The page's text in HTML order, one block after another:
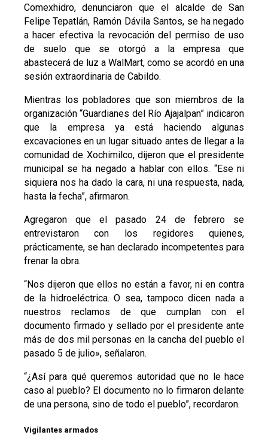
Comexhidro, denunciaron que el alcalde de San
Felipe Tepatlán, Ramón Dávila Santos, se ha negado
a hacer efectiva la revocación del permiso de uso
de suelo que se otorgó a la empresa que
abastecerá de luz a WalMart, como se acordó en una
sesión extraordinaria de Cabildo.
Mientras los pobladores que son miembros de la
organización “Guardianes del Río Ajajalpan” indicaron
que la empresa ya está haciendo algunas
excavaciones en un lugar situado antes de llegar a la
comunidad de Xochimilco, dijeron que el presidente
municipal se ha negado a hablar con ellos. “Ese ni
siquiera nos ha dado la cara, ni una respuesta, nada,
hasta la fecha”, afirmaron.
Agregaron que el pasado 24 de febrero se
entrevistaron con los regidores quienes,
prácticamente, se han declarado incompetentes para
frenar la obra.
“Nos dijeron que ellos no están a favor, ni en contra
de la hidroeléctrica. O sea, tampoco dicen nada a
nuestros reclamos de que cumplan con el
documento firmado y sellado por el presidente ante
más de dos mil personas en la cancha del pueblo el
pasado 5 de julio», señalaron.
“¿Así para qué queremos autoridad que no le hace
caso al pueblo? El documento no lo firmaron delante
de una persona, sino de todo el pueblo”, recordaron.
Vigilantes armados